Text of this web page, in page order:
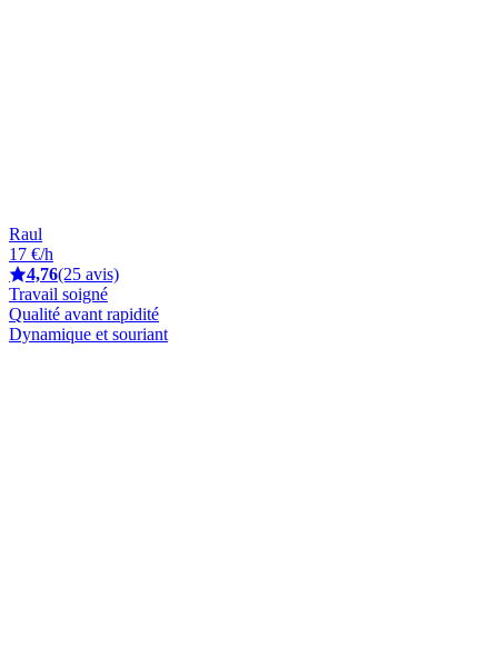
Raul
17 €/h
4,76(25 avis)
Travail soigné
Qualité avant rapidité
Dynamique et souriant